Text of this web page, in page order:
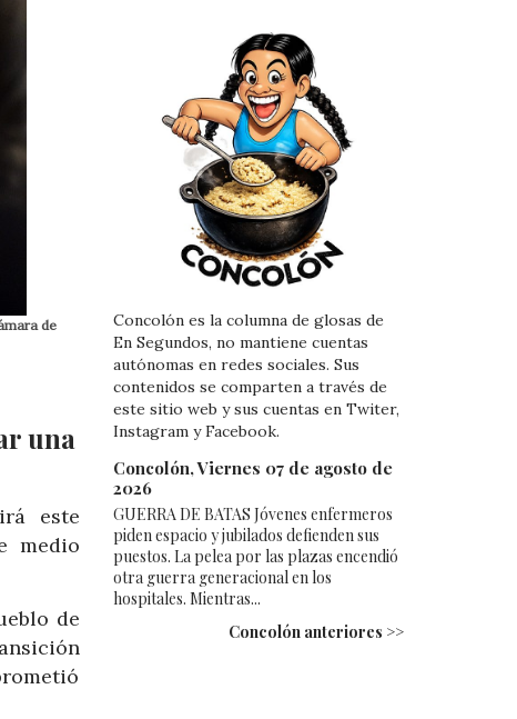
de
una
este
medio
de
Concolón es la columna de glosas de
En Segundos, no mantiene cuentas
autónomas en redes sociales. Sus
contenidos se comparten a través de
este sitio web y sus cuentas en Twiter,
Instagram y Facebook.
Concolón, Viernes 07 de agosto de
2026
GUERRA DE BATAS Jóvenes enfermeros
piden espacio y jubilados defienden sus
puestos. La pelea por las plazas encendió
otra guerra generacional en los
hospitales. Mientras...
Concolón anteriores >>